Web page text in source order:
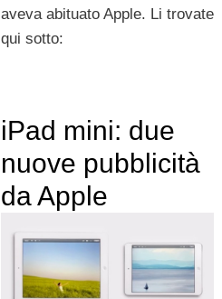
aveva abituato Apple. Li trovate
qui sotto:
iPad mini: due
nuove pubblicità
da Apple